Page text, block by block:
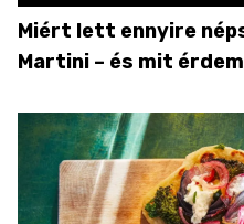
Miért lett ennyire
Martini – és mit